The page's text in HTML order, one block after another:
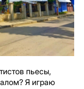
пьесы,
Я играю